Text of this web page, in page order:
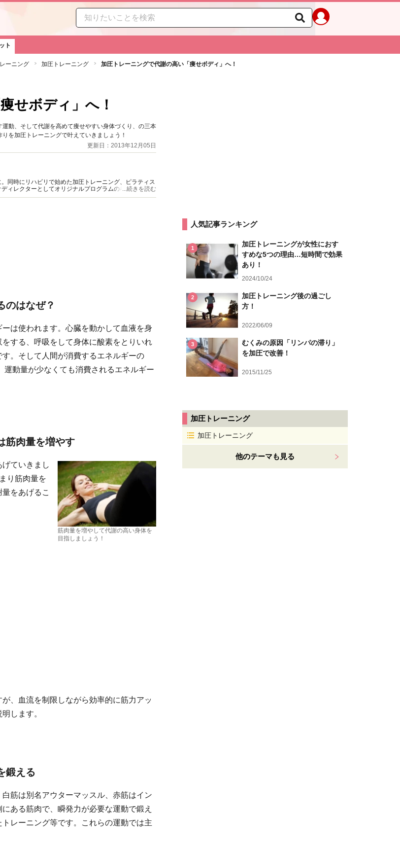
ト
ーニング 加圧トレーニング 加圧トレーニングで代謝の高い「痩せボディ」へ！
せボディ」へ！
動、そして代謝を高めて痩せやすい身体づくり、の三本
を加圧トレーニングで叶えていきましょう！
更新日：2013年12月05日
同時にリハビリで始めた加圧トレーニング、ピラティス
ィレクターとしてオリジナルプログラムの考案、プライ
...続きを読む
のはなぜ？
は使われます。心臓を動かして血液を身
する、呼吸をして身体に酸素をとりいれ
。そして人間が消費するエネルギーの
動量が少なくても消費されるエネルギー
筋肉量を増やす
筋肉量を増やして代謝の高い身体を
目指しましょう！
ていきまし
り筋肉量を
をあげるこ
、血流を制限しながら効率的に筋力アッ
します。
鍛える
筋は別名アウターマッスル、赤筋はイン
ある筋肉で、瞬発力が必要な運動で鍛え
レーニング等です。これらの運動では主
人気記事ランキング
1
加圧トレーニングが女性におす
すめな5つの理由…短時間で効果
あり！
2024/10/24
2
加圧トレーニング後の過ごし
方！
2022/06/09
3
むくみの原因「リンパの滞り」
を加圧で改善！
2015/11/25
加圧トレーニング
加圧トレーニング
他のテーマも見る